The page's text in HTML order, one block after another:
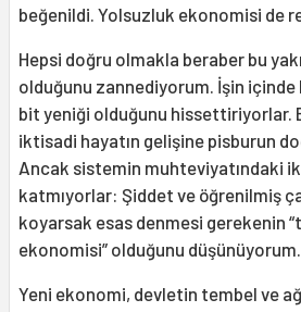
beğenildi. Yolsuzluk ekonomisi de
Hepsi doğru olmakla beraber bu
olduğunu zannediyorum. İşin
bit yeniği olduğunu hissettiriyorlar.
iktisadi hayatın gelişine pisburun
Ancak sistemin muhteviyatındaki
katmıyorlar: Şiddet ve öğrenilmiş
koyarsak esas denmesi gerekenin
ekonomisi” olduğunu düşünüyorum.
Yeni ekonomi, devletin tembel ve